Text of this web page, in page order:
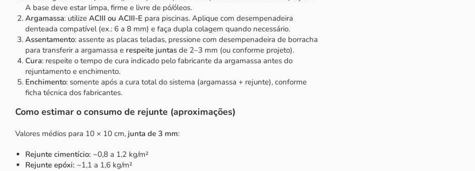
A base deve estar limpa, firme e livre de pó/óleos.
Argamassa: utilize ACIII ou ACIII-E para piscinas. Aplique com desempenadeira
denteada compatível (ex.: 6 a 8 mm) e faça dupla colagem quando necessário.
Assentamento: assente as placas teladas, pressione com desempenadeira de borracha
para transferir a argamassa e respeite juntas de 2–3 mm (ou conforme projeto).
Cura: respeite o tempo de cura indicado pelo fabricante da argamassa antes do
rejuntamento e enchimento.
Enchimento: somente após a cura total do sistema (argamassa + rejunte), conforme
ficha técnica dos fabricantes.
Como estimar o consumo de rejunte (aproximações)
Valores médios para 10 × 10 cm, junta de 3 mm:
Rejunte cimentício: ~0,8 a 1,2 kg/m²
Rejunte epóxi: ~1,1 a 1,6 kg/m²